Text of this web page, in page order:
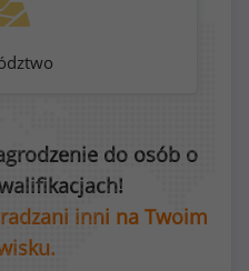
do osób o
inni na Twoim